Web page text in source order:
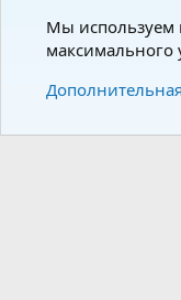
Мы используем
максимального